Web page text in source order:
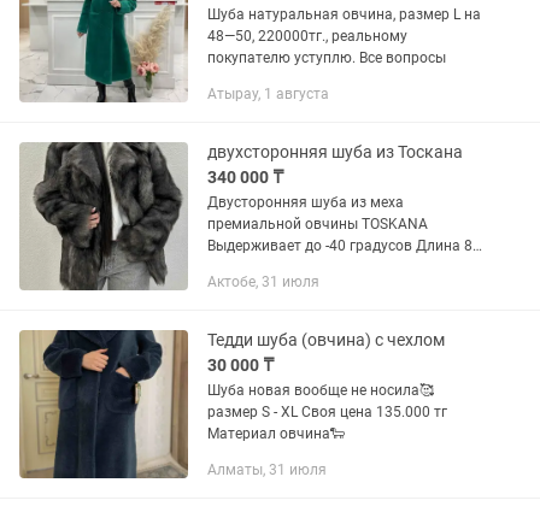
Шуба натуральная овчина, размер L на
48—50, 220000тг., реальному
покупателю уступлю. Все вопросы
Атырау, 1 августа
двухсторонняя шуба из Тоскана
340 000 ₸
Двусторонняя шуба из меха
премиальной овчины TOSKANA
Выдерживает до -40 градусов Длина 80
Цена 340 000 тг
Актобе, 31 июля
Тедди шуба (овчина) с чехлом
30 000 ₸
Шуба новая вообще не носила🥰
размер S - XL Своя цена 135.000 тг
Материал овчина🐑
Алматы, 31 июля